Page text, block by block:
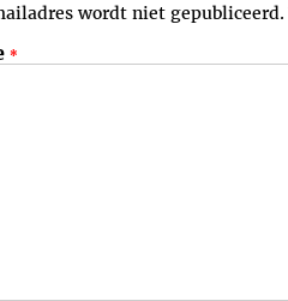
wordt niet gepubliceerd.
*